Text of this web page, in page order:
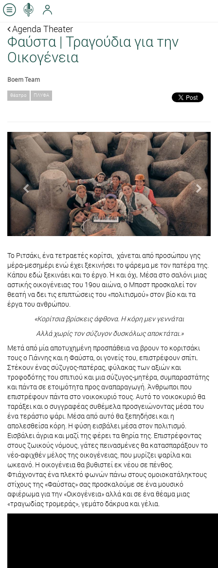
Agenda Theater
Φαύστα | Τραγούδια για την
Οικογένεια
Boem Team
θέατρο ΠΛΥΦΑ
Previous Next
Το Ριτσάκι, ένα τετραετές κορίτσι, χάνεται από προσώπου γης
μέρα-μεσημέρι ενώ έχει ξεκινήσει το ψάρεμα με τον πατέρα της.
Κάπου εδώ ξεκινάει και το έργο. Ή και όχι. Μέσα στο σαλόνι μιας
αστικής οικογένειας του 19ου αιώνα, ο Μποστ προσκαλεί τον
θεατή να δει τις επιπτώσεις του «πολιτισμού» στον βίο και τα
έργα του ανθρώπου.
«Κορίτσια βρίσκεις άφθονα. Η κόρη μεν γεννάται
Αλλά χωρίς τον σύζυγον δυσκόλως αποκτάται.»
Μετά από μία αποτυχημένη προσπάθεια να βρουν το κοριτσάκι
τους ο Γιάννης και η Φαύστα, οι γονείς του, επιστρέφουν σπίτι.
Στέκουν ένας σύζυγος-πατέρας, φύλακας των αξιών και
τροφοδότης του σπιτιού και μια σύζυγος-μητέρα, συμπαραστάτης
και πάντα σε ετοιμότητα προς αναπαραγωγή. Άνθρωποι που
επιστρέφουν πάντα στο νοικοκυριό τους. Αυτό το νοικοκυριό θα
ταράξει και ο συγγραφέας συθέμελα προσγειώνοντας μέσα του
ένα τεράστιο ψάρι. Μέσα από αυτό θα ξεπηδήσει και η
απολεσθείσα κόρη. Η φύση εισβάλει μέσα στον πολιτισμό.
Εισβάλει άγρια και μαζί της φέρει τα θηρία της. Επιστρέφοντας
στους ζωικούς νόμους, γάτες πεινασμένες θα κατασπαράξουν το
νέο-αφιχθέν μέλος της οικογένειας, που μυρίζει ψαρίλα και
ωκεανό. Η οικογένεια θα βυθιστεί εκ νέου σε πένθος.
Φτιάχνοντας ένα πλεκτό φωνών πάνω στους ομοιοκατάληκτους
στίχους της «Φαύστας» σας προσκαλούμε σε ένα μουσικό
αφιέρωμα για την «Οικογένεια» αλλά και σε ένα θέαμα μιας
«τραγωδίας τρομεράς», γεμάτο δάκρυα και γέλια.